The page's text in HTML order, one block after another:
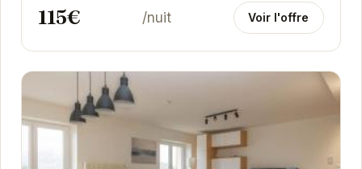
115€ /nuit Voir l'offre